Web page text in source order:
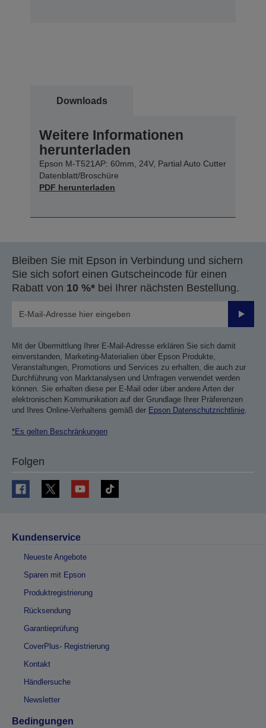
Downloads
Weitere Informationen
herunterladen
Epson M-T521AP: 60mm, 24V, Partial Auto Cutter
Datenblatt/Broschüre
PDF herunterladen
Bleiben Sie mit Epson in Verbindung und sichern
Sie sich sofort einen Gutscheincode für einen
Rabatt von 10 %* bei Ihrer nächsten Bestellung.
Mit der Übermittlung Ihrer E-Mail-Adresse erklären Sie sich damit
einverstanden, Marketing-Materialien über Epson Produkte,
Veranstaltungen, Promotions und Services zu erhalten, die auch zur
Durchführung von Marktanalysen und Umfragen verwendet werden
können. Sie erhalten diese per E-Mail oder über andere Arten der
elektronischen Kommunikation auf der Grundlage Ihrer Präferenzen
und Ihres Online-Verhaltens gemäß der Epson Datenschutzrichtlinie
*Es gelten Beschränkungen
Folgen
Kundenservice
Neueste Angebote
Sparen mit Epson
Produktregistrierung
Rücksendung
Garantieprüfung
CoverPlus- Registrierung
Kontakt
Händlersuche
Newsletter
Bedingungen